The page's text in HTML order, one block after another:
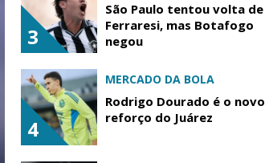
3
São Paulo tentou volta de
Ferraresi, mas Botafogo
negou
4
MERCADO DA BOLA
Rodrigo Dourado é o novo
reforço do Juárez